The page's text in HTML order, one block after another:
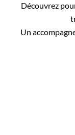
Découvrez
Un